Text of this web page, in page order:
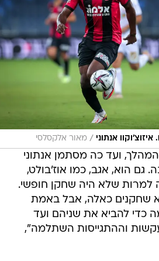
אנתוני / מאור אלקסלסי
ועד כה מסתמן אנתוני
גם הוא, אגב, כמו אוז'בולט,
למרות שלא היה שחקן חופשי.
שחקנים כאלה, אבל באמת
כדי להביא את שניהם ועד
וההתגייסות השתלמה",